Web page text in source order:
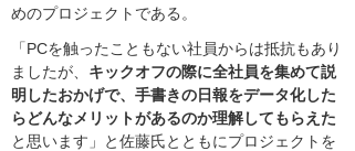
めのプロジェクトである。
「PCを触ったこともない社員からは抵抗もあり
ましたが、 キックオフの際に全社員を集めて説
明したおかげで、手書きの日報をデータ化した
らどんなメリットがあるのか理解してもらえた
と思います」と佐藤氏とともにプロジェクトを